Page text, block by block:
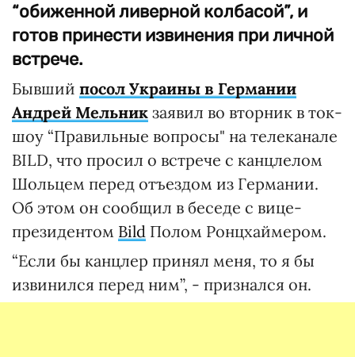
“обиженной ливерной колбасой”, и
готов принести извинения при личной
встрече.
Бывший посол Украины в Германии
Андрей Мельник заявил во вторник в ток-
шоу “Правильные вопросы" на телеканале
BILD, что просил о встрече с канцлелом
Шольцем перед отъездом из Германии.
Об этом он сообщил в беседе с вице-
президентом Bild Полом Ронцхаймером.
“Если бы канцлер принял меня, то я бы
извинился перед ним”, - признался он.